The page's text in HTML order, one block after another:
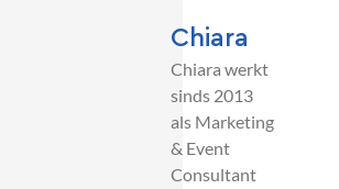
Chiara
Chiara werkt
sinds 2013
als Marketing
& Event
Consultant